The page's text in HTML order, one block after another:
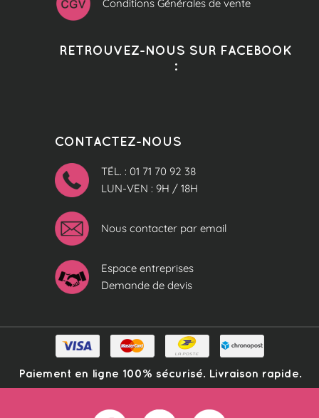
Conditions Générales de vente
RETROUVEZ-NOUS SUR FACEBOOK
:
CONTACTEZ-NOUS
TÉL. : 01 71 70 92 38
LUN-VEN : 9H / 18H
Nous contacter par email
Espace entreprises
Demande de devis
Paiement en ligne 100% sécurisé. Livraison rapide.